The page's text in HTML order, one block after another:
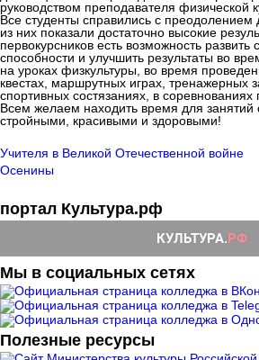
руководством преподавателя физической
Все студенты справились с преодолением
из них показали достаточно высокие
первокурсников есть возможность развить
способности и улучшить результаты во
на уроках физкультуры, во время
квестах, маршрутных играх, тренажерных
спортивных состязаниях, в соревнованиях
Всем желаем находить время для занятий
стройными, красивыми и здоровыми!
Учителя в Великой Отечественной войне
Осенины
портал Культура.рф
Мы в социальных сетях
Полезные ресурсы